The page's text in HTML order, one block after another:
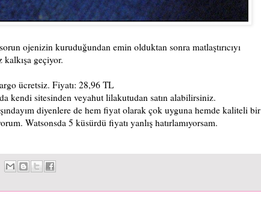
ojenizin kuruduğundan emin olduktan sonra matlaştırıcıyı
geçiyor.
ücretsiz. Fiyatı: 28,96 TL
kendi sitesinden veyahut lilakutudan satın alabilirsiniz.
diyenlere de hem fiyat olarak çok uyguna hemde kaliteli bir
Watsonsda 5 küsürdü fiyatı yanlış hatırlamıyorsam.